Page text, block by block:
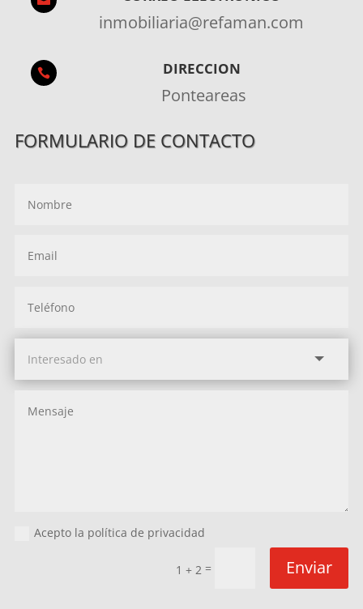
inmobiliaria@refaman.com
 DIRECCION
Ponteareas
FORMULARIO DE CONTACTO
Acepto la política de privacidad
1 + 2 = Enviar